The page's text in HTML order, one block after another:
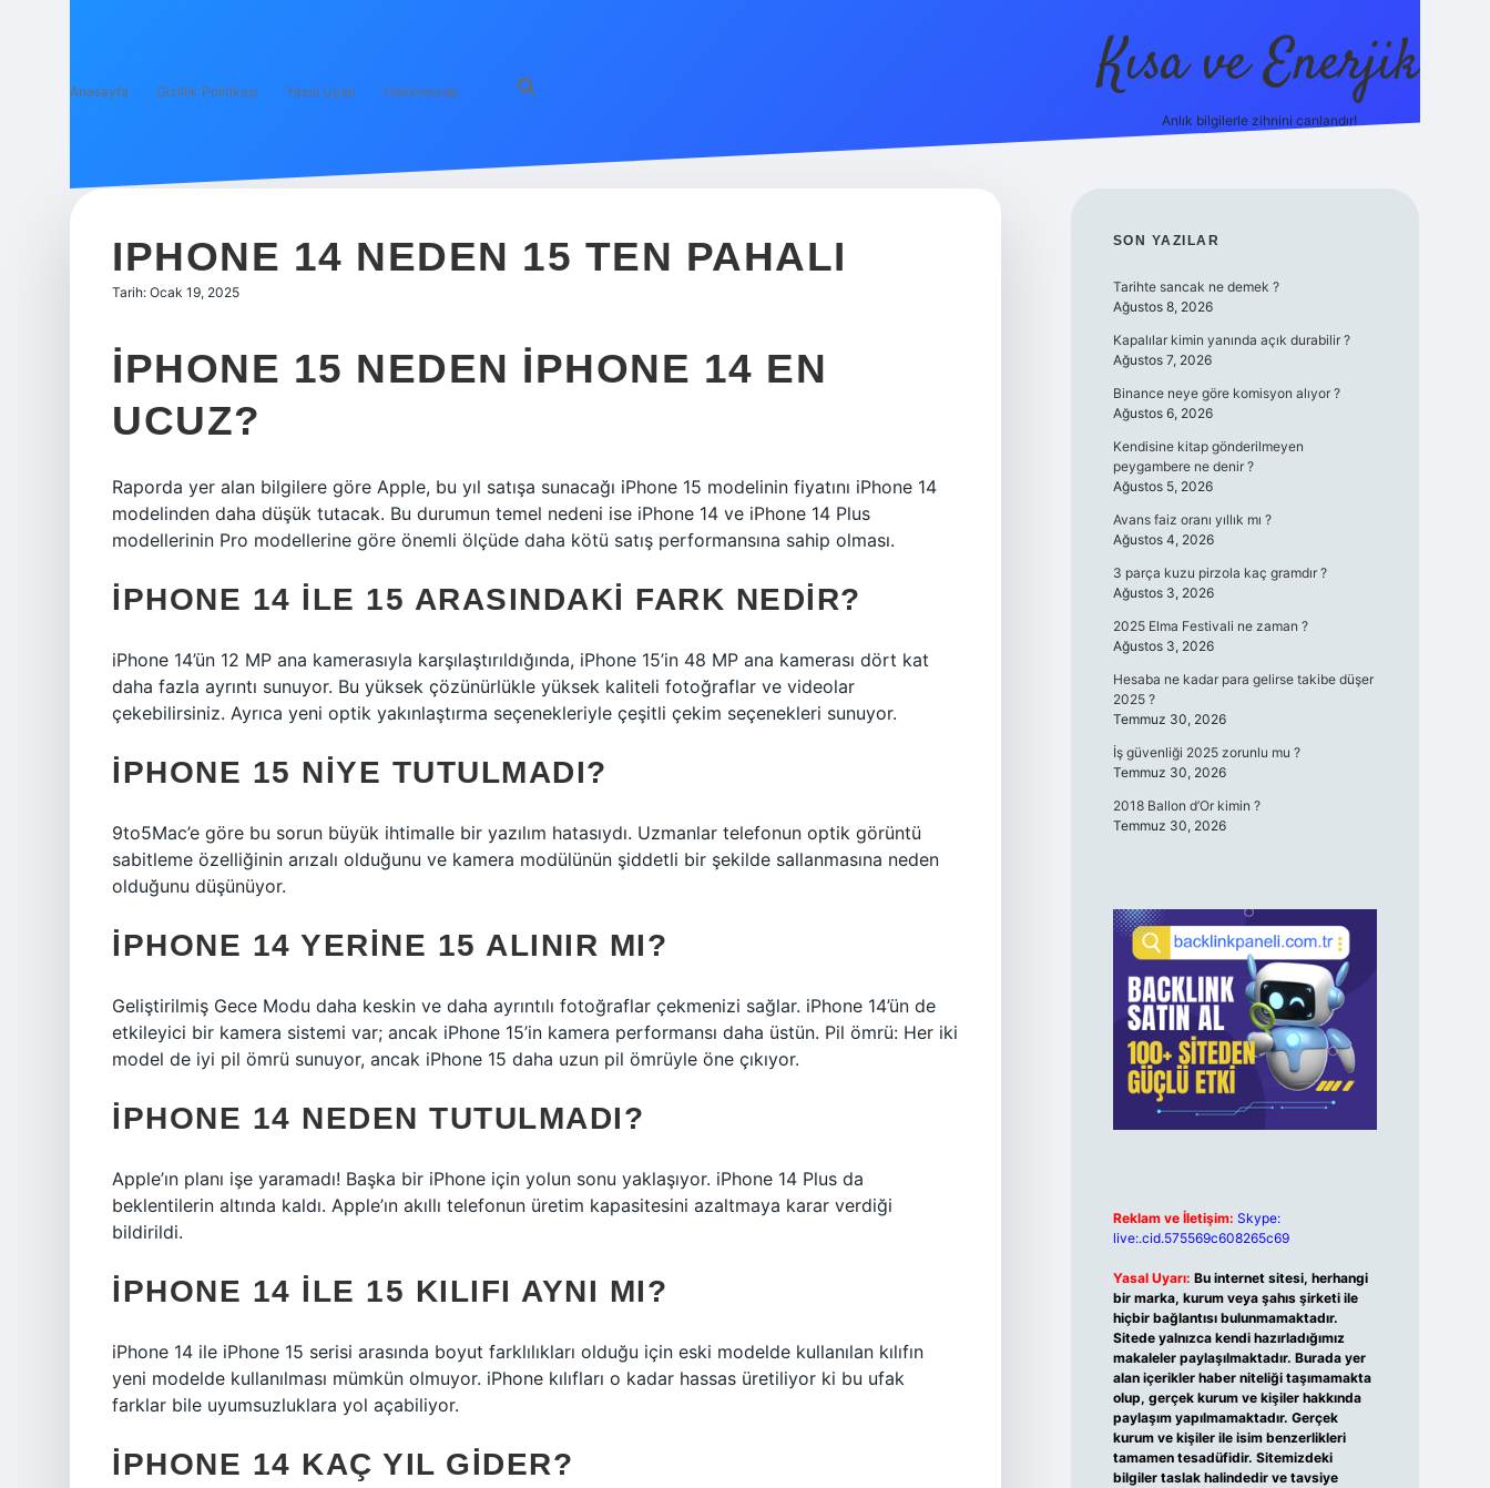
Anasayfa Gizlilik Politikası Yasal Uyarı Hakkımızda Kısa ve Enerjik
Anlık bilgilerle zihnini canlandır!
IPHONE 14 NEDEN 15 TEN PAHALI
Tarih: Ocak 19, 2025
IPHONE 15 NEDEN IPHONE 14 EN
UCUZ?
Raporda yer alan bilgilere göre Apple, bu yıl satışa sunacağı iPhone 15 modelinin fiyatını iPhone 14
modelinden daha düşük tutacak. Bu durumun temel nedeni ise iPhone 14 ve iPhone 14 Plus
modellerinin Pro modellerine göre önemli ölçüde daha kötü satış performansına sahip olması.
IPHONE 14 ILE 15 ARASINDAKI FARK NEDIR?
iPhone 14’ün 12 MP ana kamerasıyla karşılaştırıldığında, iPhone 15’in 48 MP ana kamerası dört kat
daha fazla ayrıntı sunuyor. Bu yüksek çözünürlükle yüksek kaliteli fotoğraflar ve videolar
çekebilirsiniz. Ayrıca yeni optik yakınlaştırma seçenekleriyle çeşitli çekim seçenekleri sunuyor.
IPHONE 15 NIYE TUTULMADI?
9to5Mac’e göre bu sorun büyük ihtimalle bir yazılım hatasıydı. Uzmanlar telefonun optik görüntü
sabitleme özelliğinin arızalı olduğunu ve kamera modülünün şiddetli bir şekilde sallanmasına neden
olduğunu düşünüyor.
IPHONE 14 YERINE 15 ALINIR MI?
Geliştirilmiş Gece Modu daha keskin ve daha ayrıntılı fotoğraflar çekmenizi sağlar. iPhone 14’ün de
etkileyici bir kamera sistemi var; ancak iPhone 15’in kamera performansı daha üstün. Pil ömrü: Her iki
model de iyi pil ömrü sunuyor, ancak iPhone 15 daha uzun pil ömrüyle öne çıkıyor.
IPHONE 14 NEDEN TUTULMADI?
Apple’ın planı işe yaramadı! Başka bir iPhone için yolun sonu yaklaşıyor. iPhone 14 Plus da
beklentilerin altında kaldı. Apple’ın akıllı telefonun üretim kapasitesini azaltmaya karar verdiği
bildirildi.
IPHONE 14 ILE 15 KILIFI AYNI MI?
iPhone 14 ile iPhone 15 serisi arasında boyut farklılıkları olduğu için eski modelde kullanılan kılıfın
yeni modelde kullanılması mümkün olmuyor. iPhone kılıfları o kadar hassas üretiliyor ki bu ufak
farklar bile uyumsuzluklara yol açabiliyor.
IPHONE 14 KAÇ YIL GIDER?
SIDEBAR
SON YAZILAR
Tarihte sancak ne demek ?
Ağustos 8, 2026
Kapalılar kimin yanında açık durabilir ?
Ağustos 7, 2026
Binance neye göre komisyon alıyor ?
Ağustos 6, 2026
Kendisine kitap gönderilmeyen
peygambere ne denir ?
Ağustos 5, 2026
Avans faiz oranı yıllık mı ?
Ağustos 4, 2026
3 parça kuzu pirzola kaç gramdır ?
Ağustos 3, 2026
2025 Elma Festivali ne zaman ?
Ağustos 3, 2026
Hesaba ne kadar para gelirse takibe düşer
2025 ?
Temmuz 30, 2026
İş güvenliği 2025 zorunlu mu ?
Temmuz 30, 2026
2018 Ballon d’Or kimin ?
Temmuz 30, 2026
Reklam ve İletişim: Skype:
live:.cid.575569c608265c69
Yasal Uyarı: Bu internet sitesi, herhangi
bir marka, kurum veya şahıs şirketi ile
hiçbir bağlantısı bulunmamaktadır.
Sitede yalnızca kendi hazırladığımız
makaleler paylaşılmaktadır. Burada yer
alan içerikler haber niteliği taşımamakta
olup, gerçek kurum ve kişiler hakkında
paylaşım yapılmamaktadır. Gerçek
kurum ve kişiler ile isim benzerlikleri
tamamen tesadüfidir. Sitemizdeki
bilgiler taslak halindedir ve tavsiye